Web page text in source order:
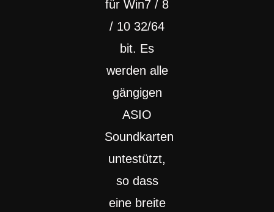
für Win7 / 8
/ 10 32/64
bit. Es
werden alle
gängigen
ASIO
Soundkarten
untestützt,
so dass
eine breite